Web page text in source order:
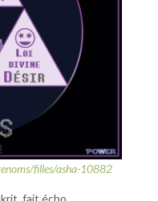
filles/asha-10882
fait écho